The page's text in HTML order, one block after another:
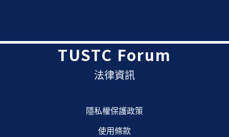
TUSTC Forum
法律資訊
隱私權保護政策
使用條款